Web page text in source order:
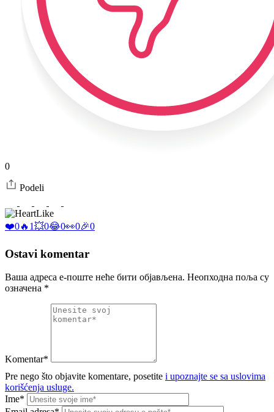
0
Podeli
Like
❤️0🔥 1💥0😂0👀0🎉0
Ostavi komentar
Ваша адреса е-поште неће бити објављена. Неопходна поља су
означена *
Komentar*
Pre nego što objavite komentare, posetite i upoznajte se sa uslovima
korišćenja usluge.
Ime*